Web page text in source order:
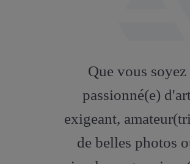
artstation
Que vous soyez
passionné(e)
exigeant,
de belles photos